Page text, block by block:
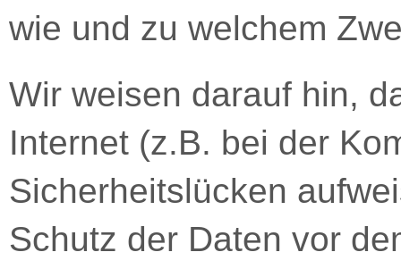
wie und zu welchem
Wir weisen darauf hin,
Internet (z.B. bei der
Sicherheitslücken
Schutz der Daten vor